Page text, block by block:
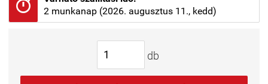

2 munkanap (2026. augusztus 11., kedd)
db